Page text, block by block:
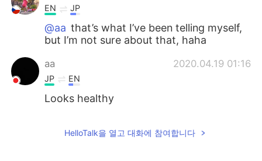
EN JP
@aa that’s what I’ve been telling myself,
but I’m not sure about that, haha
aa 2020.04.19 01:16
JP EN
Looks healthy
HelloTalk을 열고 대화에 참여합니다